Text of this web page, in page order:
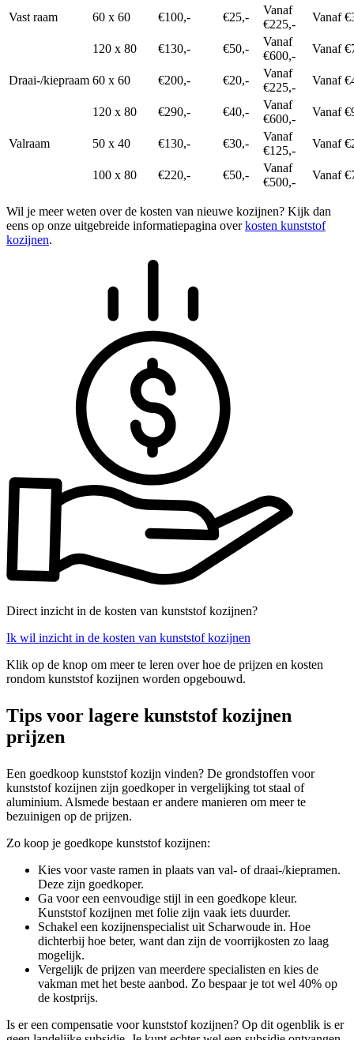
Vast raam 60 x 60 €100,- €25,-
Vanaf
€225,-
Vanaf
120 x 80 €130,- €50,-
Vanaf
€600,-
Vanaf
Draai-/kiepraam 60 x 60 €200,- €20,-
Vanaf
€225,-
Vanaf
120 x 80 €290,- €40,-
Vanaf
€600,-
Vanaf
Valraam 50 x 40 €130,- €30,-
Vanaf
€125,-
Vanaf
100 x 80 €220,- €50,-
Vanaf
€500,-
Vanaf
Wil je meer weten over de kosten van nieuwe kozijnen? Kijk dan
eens op onze uitgebreide informatiepagina overkosten kunststof
kozijnen.
Direct inzicht in de kosten van kunststof kozijnen?
Ik wil inzicht in de kosten van kunststof kozijnen
Klik op de knop om meer te leren over hoe de prijzen en kosten
rondom kunststof kozijnen worden opgebouwd.
Tips voor lagere kunststof kozijnen
prijzen
Een goedkoop kunststof kozijn vinden? De grondstoffen voor
kunststof kozijnen zijn goedkoper in vergelijking tot staal of
aluminium. Alsmede bestaan er andere manieren om meer te
bezuinigen op de prijzen.
Zo koop je goedkope kunststof kozijnen:
Kies voor vaste ramen in plaats van val- of draai-/kiepramen.
Deze zijn goedkoper.
Ga voor een eenvoudige stijl in een goedkope kleur.
Kunststof kozijnen met folie zijn vaak iets duurder.
Schakel een kozijnenspecialist uit Scharwoude in. Hoe
dichterbij hoe beter, want dan zijn de voorrijkosten zo laag
mogelijk.
Vergelijk de prijzen van meerdere specialisten en kies de
vakman met het beste aanbod. Zo bespaar je tot wel 40% op
de kostprijs.
Is er een compensatie voor kunststof kozijnen? Op dit ogenblik is er